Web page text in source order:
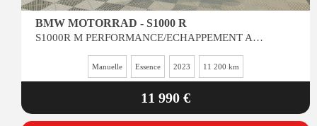
BMW MOTORRAD - S1000 R
S1000R M PERFORMANCE/ECHAPPEMENT AKRAPOVIC/ ENTRETIEN BMW
Manuelle Essence 2023 11 200 km
11 990 €